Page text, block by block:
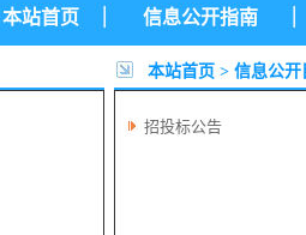
本站首页 | 信息公开指南 |
本站首页 > 信息公开
招投标公告